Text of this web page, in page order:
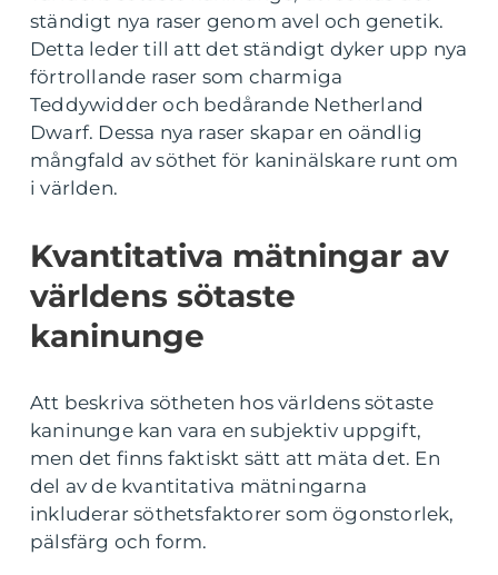
ständigt nya raser genom avel och genetik.
Detta leder till att det ständigt dyker upp nya
förtrollande raser som charmiga
Teddywidder och bedårande Netherland
Dwarf. Dessa nya raser skapar en oändlig
mångfald av söthet för kaninälskare runt om
i världen.
Kvantitativa mätningar av
världens sötaste
kaninunge
Att beskriva sötheten hos världens sötaste
kaninunge kan vara en subjektiv uppgift,
men det finns faktiskt sätt att mäta det. En
del av de kvantitativa mätningarna
inkluderar söthetsfaktorer som ögonstorlek,
pälsfärg och form.